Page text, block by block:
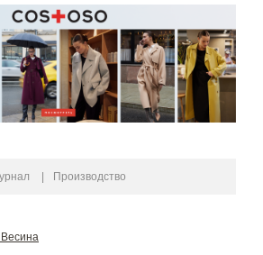
Производство